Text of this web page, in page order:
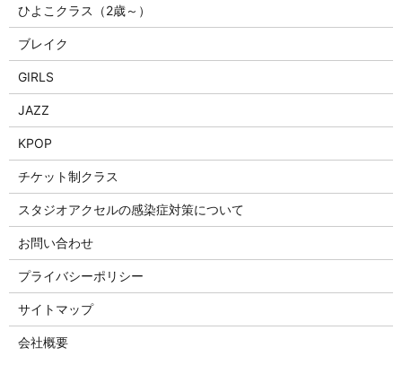
ひよこクラス（2歳～）
ブレイク
GIRLS
JAZZ
KPOP
チケット制クラス
スタジオアクセルの感染症対策について
お問い合わせ
プライバシーポリシー
サイトマップ
会社概要